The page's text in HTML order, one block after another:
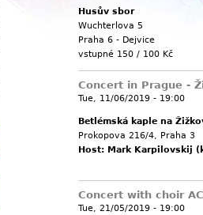
Husův sbor
Wuchterlova 5
Praha 6 - Dejvice
vstupné 150 / 100 Kč
Concert in Prague -
Tue, 11/06/2019 - 19:00
Betlémská kaple na
Prokopova 216/4, Praha 3
Host: Mark Karpilovskij
Concert with choir
Tue, 21/05/2019 - 19:00